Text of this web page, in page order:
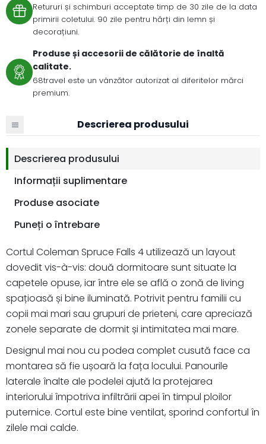
Retururi și schimburi acceptate timp de 30 zile de la data
primirii coletului. 90 zile pentru hărți din lemn și
decorațiuni.
Produse și accesorii de călătorie de înaltă
calitate.
68travel este un vânzător autorizat al diferitelor mărci
premium.
Descrierea produsului
Descrierea produsului
Informații suplimentare
Produse asociate
Puneți o întrebare
Cortul Coleman Spruce Falls 4 utilizează un layout
dovedit vis-à-vis: două dormitoare sunt situate la
capetele opuse, iar între ele se află o zonă de living
spațioasă și bine iluminată. Potrivit pentru familii cu
copii mai mari sau grupuri de prieteni, care apreciază
zonele separate de dormit și intimitatea mai mare.
Designul mai nou cu podea complet cusută face ca
montarea să fie ușoară la fața locului. Panourile
laterale înalte ale podelei ajută la protejarea
interiorului împotriva infiltrării apei în timpul ploilor
puternice. Cortul este bine ventilat, sporind confortul în
zilele mai calde.